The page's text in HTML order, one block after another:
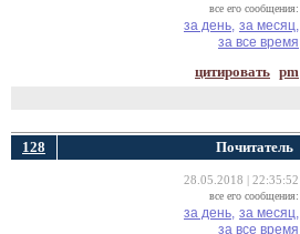
все его сообщения:
за день, за месяц,
за все время
цитировать pm
128 Почитатель
28.05.2018 | 22:35:52
все его сообщения:
за день, за месяц,
за все время